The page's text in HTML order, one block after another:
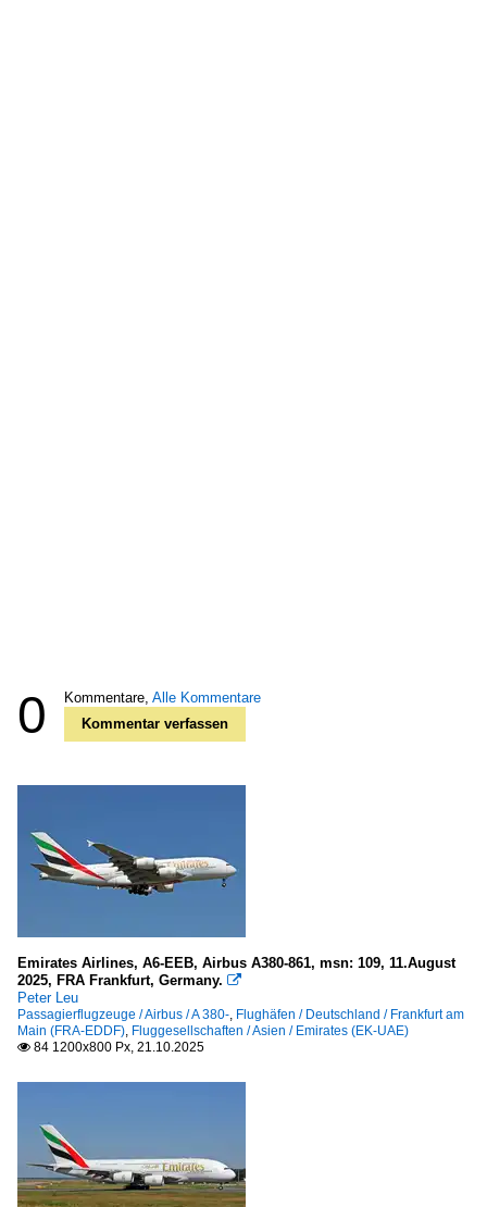
0 Kommentare, Alle Kommentare
Kommentar verfassen
Emirates Airlines, A6-EEB, Airbus A380-861, msn: 109, 11.August
2025, FRA Frankfurt, Germany. 
Peter Leu
Passagierflugzeuge / Airbus / A 380-, Flughäfen / Deutschland / Frankfurt am
Main (FRA-EDDF), Fluggesellschaften / Asien / Emirates (EK-UAE)
 84 1200x800 Px, 21.10.2025